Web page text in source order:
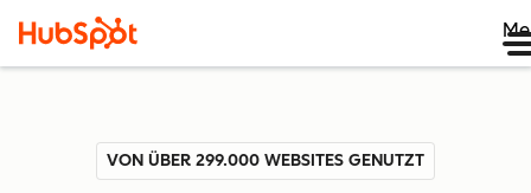
VON ÜBER 299.000 WEBSITES GENUTZT